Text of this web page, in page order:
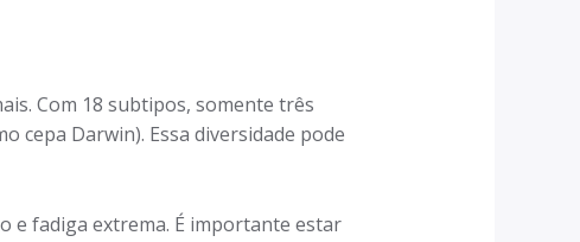
Com 18 subtipos, somente três
cepa Darwin). Essa diversidade pode
e fadiga extrema. É importante estar